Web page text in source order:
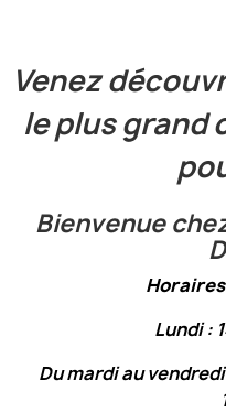
Venez
le plus grand
Bienvenue
Lundi :
Du mardi au